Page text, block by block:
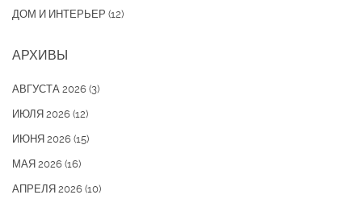
ДОМ И ИНТЕРЬЕР (12)
АРХИВЫ
АВГУСТА 2026 (3)
ИЮЛЯ 2026 (12)
ИЮНЯ 2026 (15)
МАЯ 2026 (16)
АПРЕЛЯ 2026 (10)